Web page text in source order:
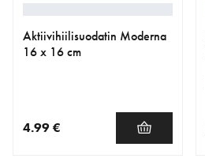
Aktiivihiilisuodatin Moderna
16 x 16 cm
4.99 €